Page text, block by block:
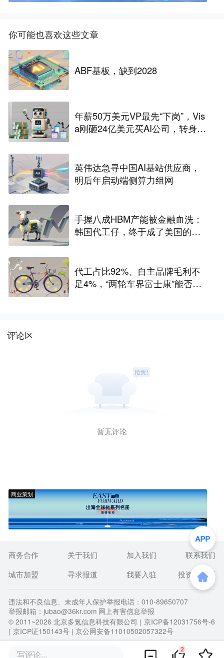
你可能也喜欢这些文章
ABF基板，缺到2028
年薪50万美元VP最先“下岗”，Vis
a刚砸24亿美元买AI公司，转身裁
英伟达急寻中国AI基站供应商，
明后年启动端侧算力组网
手握八成HBM产能被金融血洗：
韩国代工仔，终于成了美国的待
代工占比92%、自主品牌毛利不
足4%，“两轮车界富士康”能否站
评论区
暂无评论
商业策划
写评论... 2
商务合作 关于我们 加入我们
联系我们
城市加盟
寻求报道 我要入驻 投资者关系
违法和不良信息、未成年人保护举报电话：010-89650707
举报邮箱：jubao@36kr.com 网上有害信息举报
© 2011~2026 北京多氪信息科技有限公司 | 京ICP备12031756号-6
| 京ICP证150143号 | 京公网安备11010502057322号